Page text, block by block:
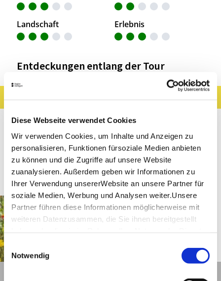
Diese Webseite verwendet Cookies
Wir verwenden Cookies, um Inhalte und Anzeigen zu
personalisieren, Funktionen fürsoziale Medien anbieten
zu können und die Zugriffe auf unsere Website
zuanalysieren. Außerdem geben wir Informationen zu
Ihrer Verwendung unsererWebsite an unsere Partner für
soziale Medien, Werbung und Analysen weiter.Unsere
Partner führen diese Informationen möglicherweise mit
weiteren Datenzusammen, die Sie ihnen bereitgestellt
Impressum
Einwilligungsauswahl
Notwendig
Landschaft Erlebnis
Entdeckungen entlang der Tour
Sehenswertes
Gastronomie
Museen & Ausstellungen Freizeit
Touren
Mutlangen Entfernung anzeigen
Am Steilabfall der Alb
entlang und zur Fernsicht
auf die Dreikaiserberge